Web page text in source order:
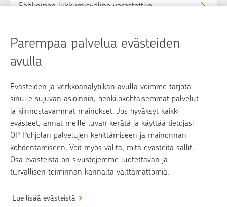
Parempaa palvelua evästeiden
avulla
Evästeiden ja verkkoanalytiikan avulla voimme tarjota
sinulle sujuvan asioinnin, henkilökohtaisemmat palvelut
ja kiinnostavammat mainokset. Jos hyväksyt kaikki
evästeet, annat meille luvan kerätä ja käyttää tietojasi
OP Pohjolan palvelujen kehittämiseen ja mainonnan
kohdentamiseen. Voit myös valita, mitä evästeitä sallit.
Osa evästeistä on sivustojemme luotettavan ja
turvallisen toiminnan kannalta välttämättömiä.
Lue lisää evästeistä
Sähköinen liikkumisväline varastettiin
op.fi
OP Media
Yhteystiedot
Puheluhinnasto